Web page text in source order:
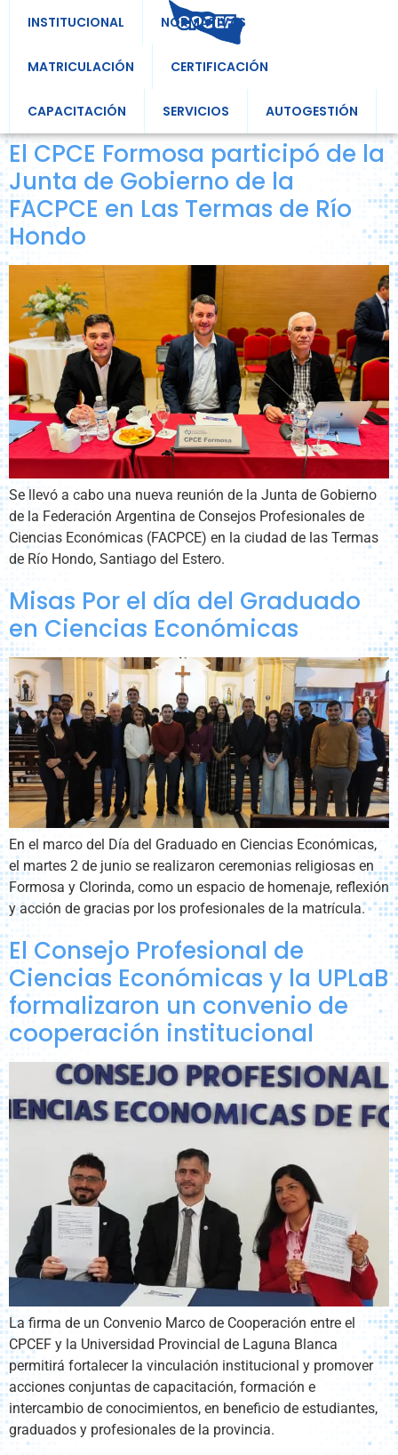
INSTITUCIONAL NORMATIVAS
MATRICULACIÓN CERTIFICACIÓN
CAPACITACIÓN SERVICIOS AUTOGESTIÓN
El CPCE Formosa participó de la
Junta de Gobierno de la
FACPCE en Las Termas de Río
Hondo
Se llevó a cabo una nueva reunión de la Junta de Gobierno
de la Federación Argentina de Consejos Profesionales de
Ciencias Económicas (FACPCE) en la ciudad de las Termas
de Río Hondo, Santiago del Estero.
Misas Por el día del Graduado
en Ciencias Económicas
En el marco del Día del Graduado en Ciencias Económicas,
el martes 2 de junio se realizaron ceremonias religiosas en
Formosa y Clorinda, como un espacio de homenaje, reflexión
y acción de gracias por los profesionales de la matrícula.
El Consejo Profesional de
Ciencias Económicas y la UPLaB
formalizaron un convenio de
cooperación institucional
La firma de un Convenio Marco de Cooperación entre el
CPCEF y la Universidad Provincial de Laguna Blanca
permitirá fortalecer la vinculación institucional y promover
acciones conjuntas de capacitación, formación e
intercambio de conocimientos, en beneficio de estudiantes,
graduados y profesionales de la provincia.